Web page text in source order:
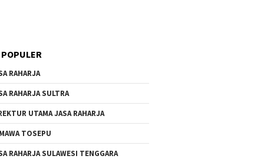
RAHARJA
RAHARJA SULTRA
UTAMA JASA RAHARJA
TOSEPU
RAHARJA SULAWESI TENGGARA